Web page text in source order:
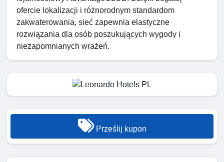
ofercie lokalizacji i różnorodnym standardom
zakwaterowania, sieć zapewnia elastyczne
rozwiązania dla osób poszukujących wygody i
niezapomnianych wrażeń.
Prześlij kupon